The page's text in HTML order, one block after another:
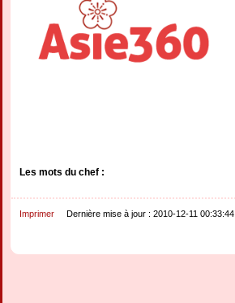
Les mots du chef :
Imprimer Dernière mise à jour : 2010-12-11 00:33:44